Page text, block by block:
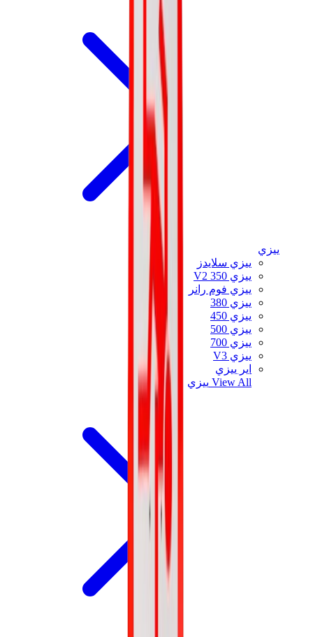
ييزي
ييزي سلايدز
ييزي 350 V2
ييزي فوم رانر
ييزي 380
ييزي 450
ييزي 500
ييزي 700
ييزي V3
اير ييزي
View All ييزي